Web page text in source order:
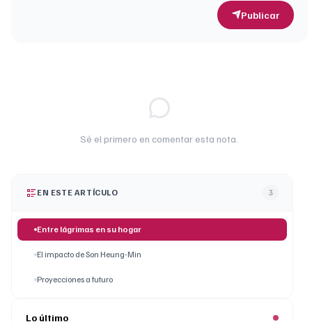
Publicar
Sé el primero en comentar esta nota.
EN ESTE ARTÍCULO 3
Entre lágrimas en su hogar
El impacto de Son Heung-Min
Proyecciones a futuro
Lo último